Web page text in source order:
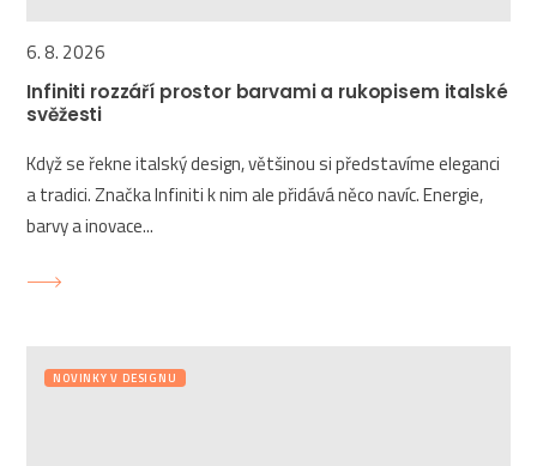
6. 8. 2026
Infiniti rozzáří prostor barvami a rukopisem italské
svěžesti
Když se řekne italský design, většinou si představíme eleganci
a tradici. Značka Infiniti k nim ale přidává něco navíc. Energie,
barvy a inovace...
NOVINKY V DESIGNU